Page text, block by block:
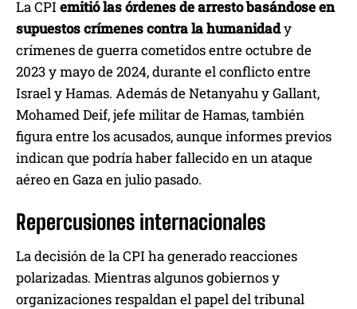
La CPI emitió las órdenes de arresto basándose en
supuestos crímenes contra la humanidady
crímenes de guerra cometidos entre octubre de
2023 y mayo de 2024, durante el conflicto entre
Israel y Hamas. Además de Netanyahu y Gallant,
Mohamed Deif, jefe militar de Hamas, también
figura entre los acusados, aunque informes previos
indican que podría haber fallecido en un ataque
aéreo en Gaza en julio pasado.
Repercusiones internacionales
La decisión de la CPI ha generado reacciones
polarizadas. Mientras algunos gobiernos y
organizaciones respaldan el papel del tribunal